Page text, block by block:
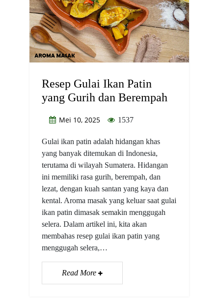
Resep Gulai Ikan Patin
yang Gurih dan Berempah
Mei 10, 2025 1537
Gulai ikan patin adalah hidangan khas
yang banyak ditemukan di Indonesia,
terutama di wilayah Sumatera. Hidangan
ini memiliki rasa gurih, berempah, dan
lezat, dengan kuah santan yang kaya dan
kental. Aroma masak yang keluar saat gulai
ikan patin dimasak semakin menggugah
selera. Dalam artikel ini, kita akan
membahas resep gulai ikan patin yang
menggugah selera,…
Read More